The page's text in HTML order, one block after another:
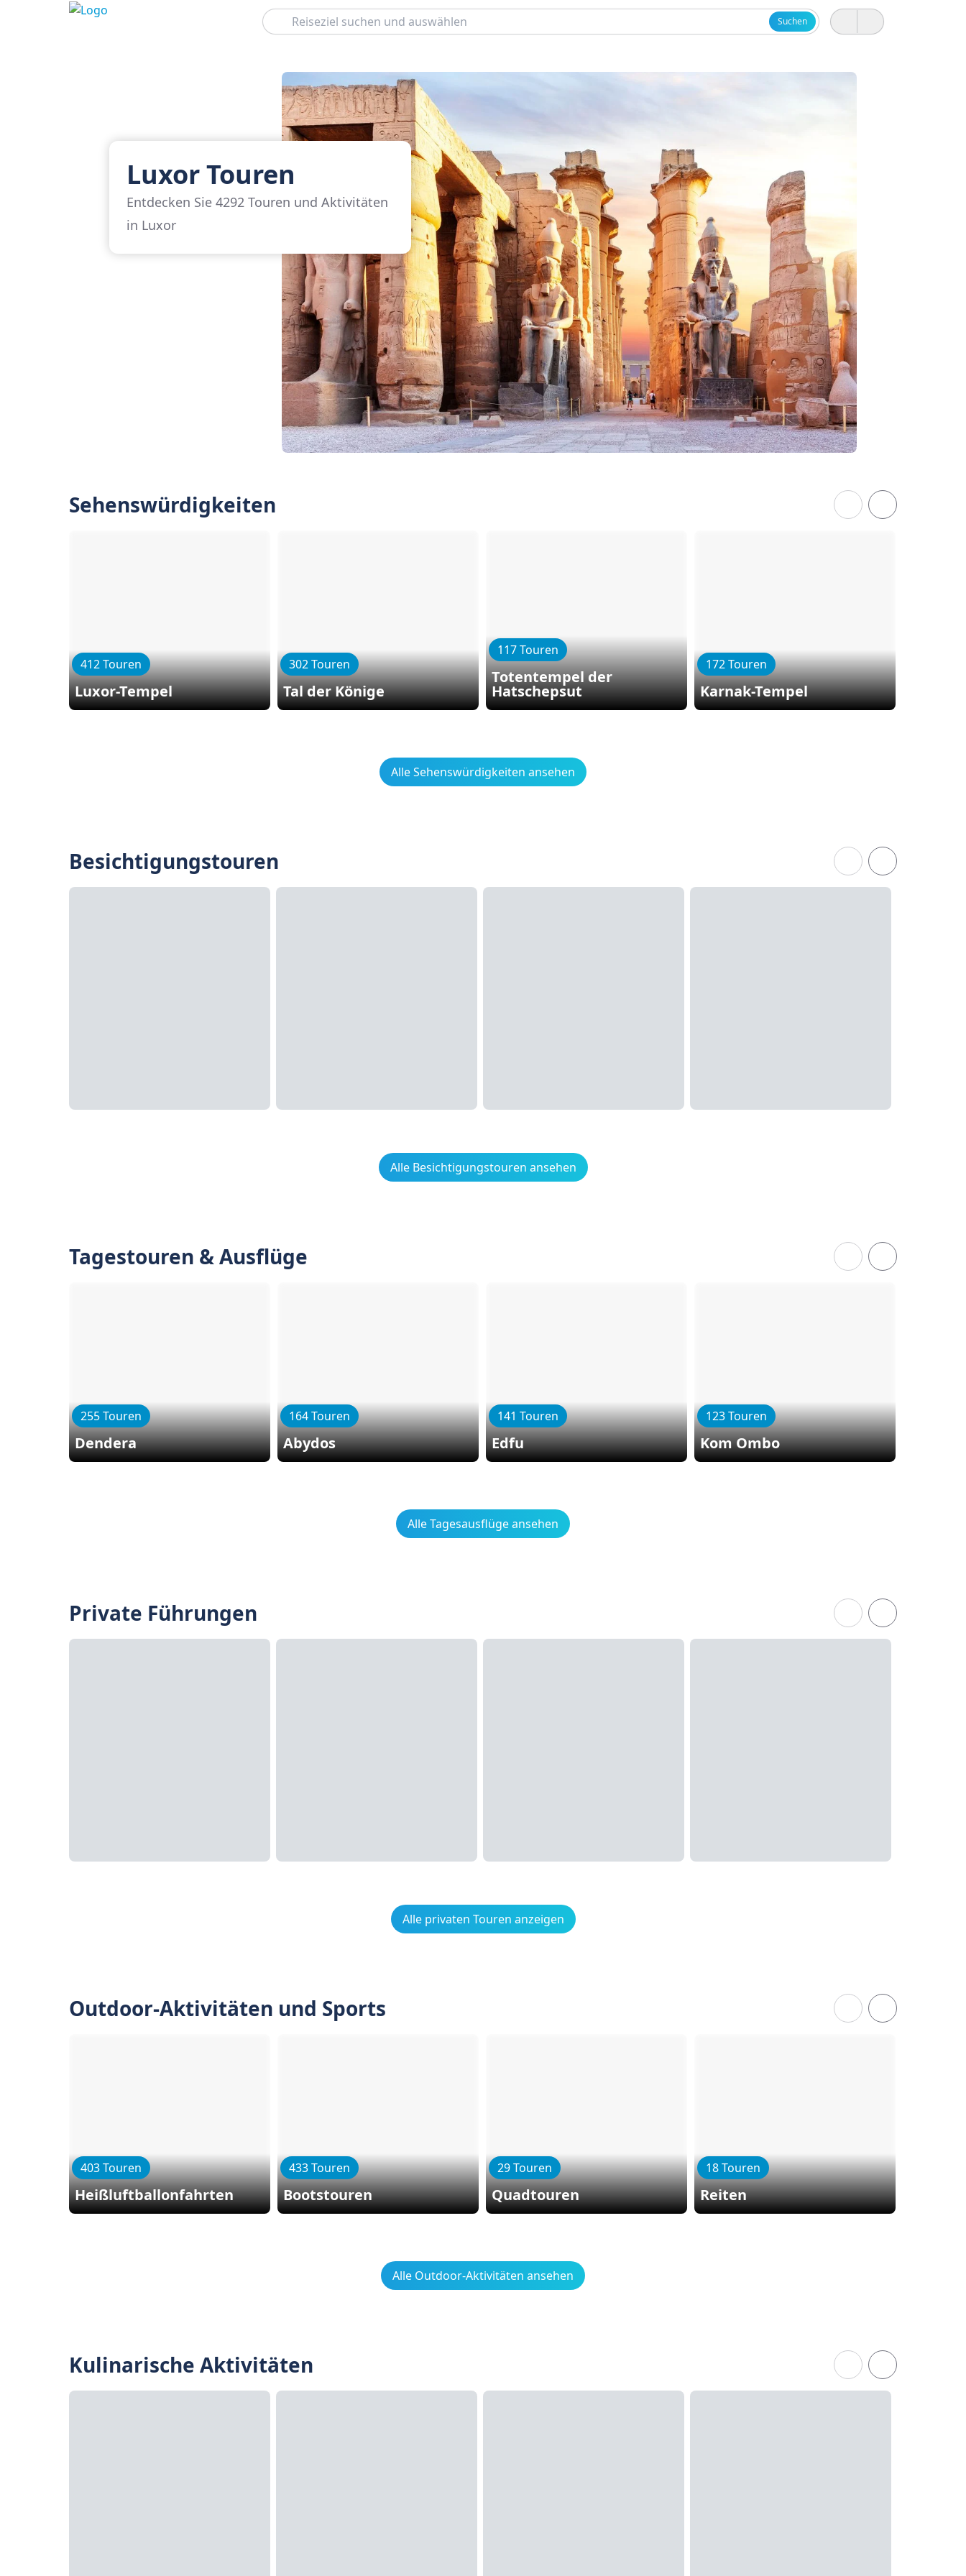
Suchen
Suchen
Luxor Touren
Entdecken Sie 4292 Touren und Aktivitäten
in Luxor
Sehenswürdigkeiten
412 Touren
Luxor-Tempel
302 Touren
Tal der Könige
117 Touren
Totentempel der
Hatschepsut
172 Touren
Karnak-Tempel
Alle Sehenswürdigkeiten ansehen
Besichtigungstouren
Alle Besichtigungstouren ansehen
Tagestouren & Ausflüge
255 Touren
Dendera
164 Touren
Abydos
141 Touren
Edfu
123 Touren
Kom Ombo
Alle Tagesausflüge ansehen
Private Führungen
Alle privaten Touren anzeigen
Outdoor-Aktivitäten und Sports
403 Touren
Heißluftballonfahrten
433 Touren
Bootstouren
29 Touren
Quadtouren
18 Touren
Reiten
Alle Outdoor-Aktivitäten ansehen
Kulinarische Aktivitäten